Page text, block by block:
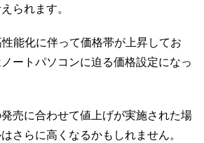
られます。
能化に伴って価格帯が上昇してお
ートパソコンに迫る価格設定になっ
売に合わせて値上げが実施された場
さらに高くなるかもしれません。